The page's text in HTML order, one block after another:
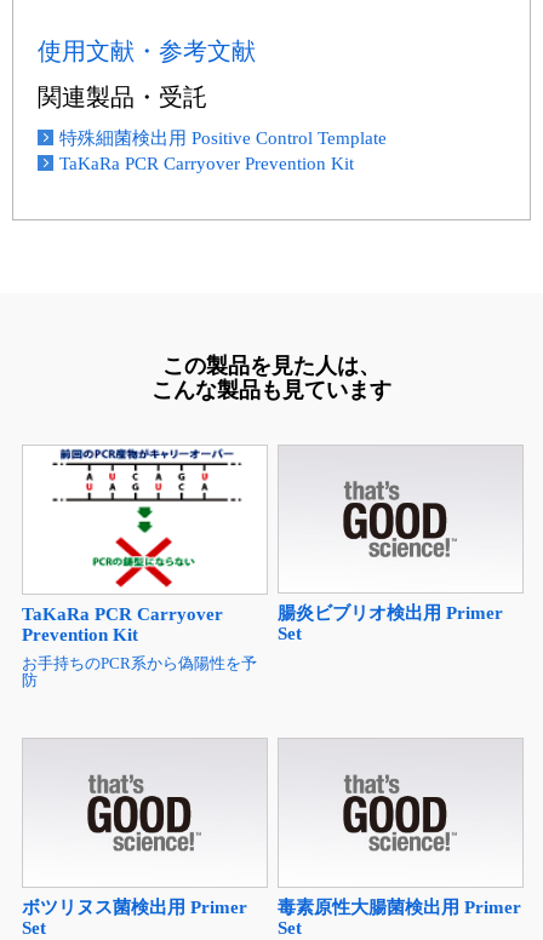
使用文献・参考文献
関連製品・受託
特殊細菌検出用 Positive Control Template
TaKaRa PCR Carryover Prevention Kit
この製品を見た人は、
こんな製品も見ています
TaKaRa PCR Carryover
Prevention Kit
お手持ちのPCR系から偽陽性を予
防
腸炎ビブリオ検出用 Primer
Set
ボツリヌス菌検出用 Primer
Set
毒素原性大腸菌検出用 Primer
Set